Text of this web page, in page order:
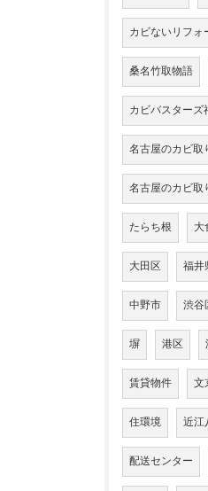
カビないリフォ
桑名竹取物語
カビバスターズ
名古屋のカビ取
名古屋のカビ取
たらち根 大
大田区 福井
中野市 渋谷
塀 港区
賃貸物件 文
住環境 近江
配送センター